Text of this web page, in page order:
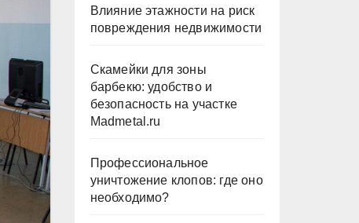
Влияние этажности на риск
повреждения недвижимости
Скамейки для зоны
барбекю: удобство и
безопасность на участке
Madmetal.ru
Профессиональное
уничтожение клопов: где оно
необходимо?